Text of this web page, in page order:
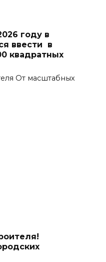
году в
ввести в
квадратных
От масштабных